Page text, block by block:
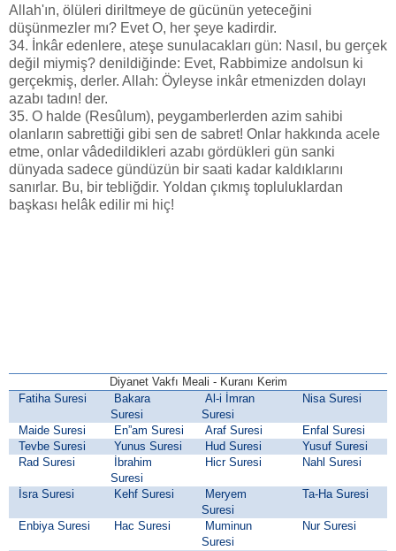
Allah'ın, ölüleri diriltmeye de gücünün yeteceğini
düşünmezler mı? Evet O, her şeye kadirdir.
34. İnkâr edenlere, ateşe sunulacakları gün: Nasıl, bu gerçek
değil miymiş? denildiğinde: Evet, Rabbimize andolsun ki
gerçekmiş, derler. Allah: Öyleyse inkâr etmenizden dolayı
azabı tadın! der.
35. O halde (Resûlum), peygamberlerden azim sahibi
olanların sabrettiği gibi sen de sabret! Onlar hakkında acele
etme, onlar vâdedildikleri azabı gördükleri gün sanki
dünyada sadece gündüzün bir saati kadar kaldıklarını
sanırlar. Bu, bir tebliğdir. Yoldan çıkmış topluluklardan
başkası helâk edilir mi hiç!
Diyanet Vakfı Meali - Kuranı Kerim
Fatiha Suresi
Bakara
Suresi
Al-i İmran
Suresi
Nisa Suresi
Maide Suresi En”am Suresi Araf Suresi
Enfal Suresi
Tevbe Suresi
Yunus Suresi Hud Suresi
Yusuf Suresi
Rad Suresi
İbrahim
Suresi
Hicr Suresi Nahl Suresi
İsra Suresi Kehf Suresi
Meryem
Suresi
Ta-Ha Suresi
Enbiya Suresi Hac Suresi
Muminun
Suresi
Nur Suresi